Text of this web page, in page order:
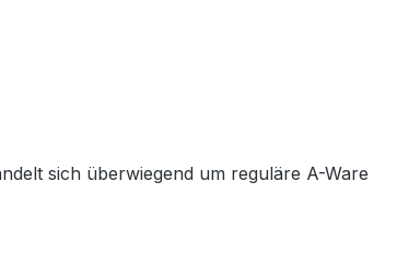
sich überwiegend um reguläre A-Ware